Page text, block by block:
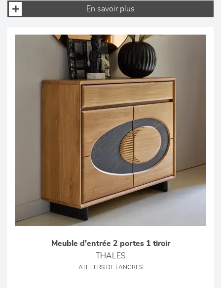
En savoir plus
Meuble d'entrée 2 portes 1 tiroir
THALES
ATELIERS DE LANGRES